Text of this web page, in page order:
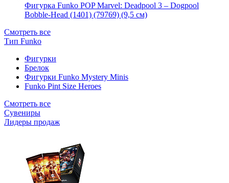
Фигурка Funko POP Marvel: Deadpool 3 – Dogpool
Bobble-Head (1401) (79769) (9,5 см)
Смотреть все
Тип Funko
Фигурки
Брелок
Фигурки Funko Mystery Minis
Funko Pint Size Heroes
Смотреть все
Сувениры
Лидеры продаж